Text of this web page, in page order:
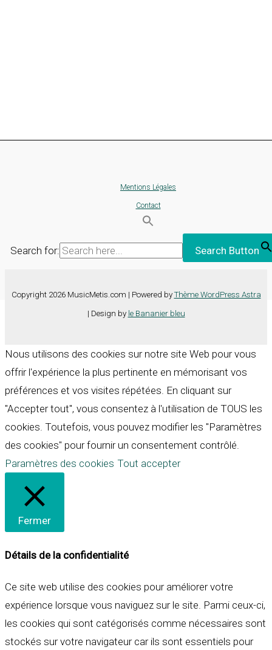
Mentions Légales
Contact
Search for: Search Button
Copyright 2026 MusicMetis.com | Powered by Thème WordPress Astra
| Design by le Bananier bleu
Nous utilisons des cookies sur notre site Web pour vous
offrir l'expérience la plus pertinente en mémorisant vos
préférences et vos visites répétées. En cliquant sur
"Accepter tout", vous consentez à l'utilisation de TOUS les
cookies. Toutefois, vous pouvez modifier les "Paramètres
des cookies" pour fournir un consentement contrôlé.
Paramètres des cookies Tout accepter
Fermer
Détails de la confidentialité
Ce site web utilise des cookies pour améliorer votre
expérience lorsque vous naviguez sur le site. Parmi ceux-ci,
les cookies qui sont catégorisés comme nécessaires sont
stockés sur votre navigateur car ils sont essentiels pour